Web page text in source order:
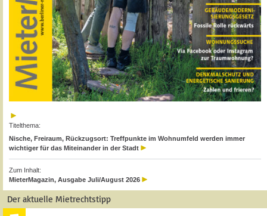
Titelthema:
Nische, Freiraum, Rückzugsort: Treffpunkte im Wohnumfeld werden immer
wichtiger für das Miteinander in der Stadt
Zum Inhalt:
MieterMagazin, Ausgabe Juli/August 2026
Der aktuelle Mietrechtstipp